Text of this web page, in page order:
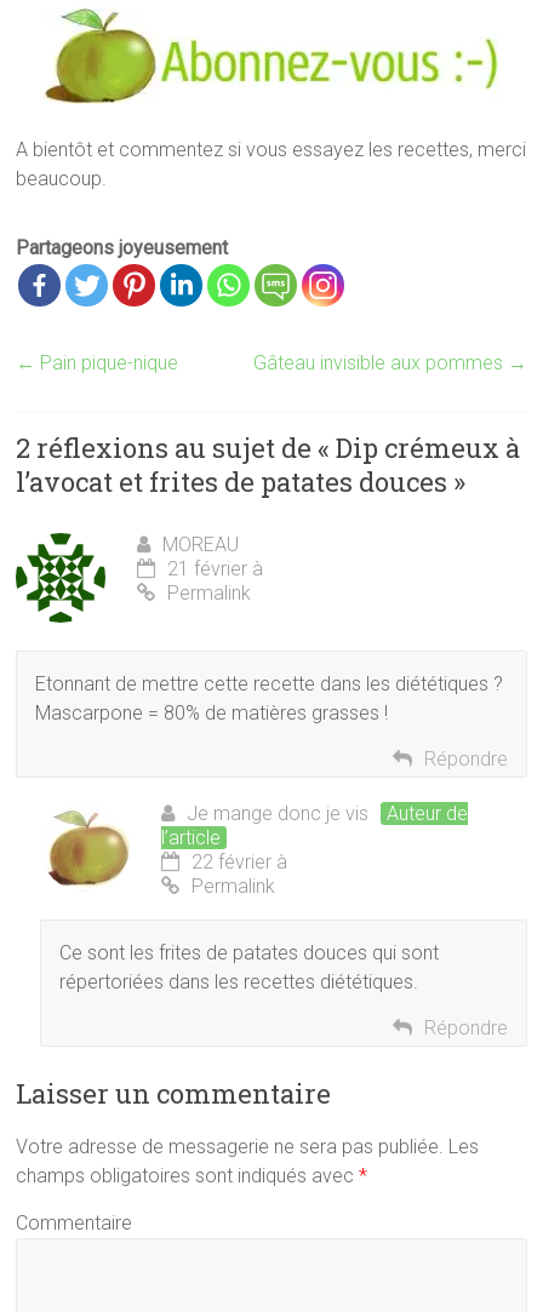
A bientôt et commentez si vous essayez les recettes, merci
beaucoup.
Partageons joyeusement
← Pain pique-nique Gâteau invisible aux pommes →
2 réflexions au sujet de «Dip crémeux à
l’avocat et frites de patates douces »
MOREAU
21 février à
Permalink
Etonnant de mettre cette recette dans les diététiques ?
Mascarpone = 80% de matières grasses !
Répondre
Je mange donc je vis
Auteur de
l’article
22 février à
Permalink
Ce sont les frites de patates douces qui sont
répertoriées dans les recettes diététiques.
Répondre
Laisser un commentaire
Votre adresse de messagerie ne sera pas publiée. Les
champs obligatoires sont indiqués avec*
Commentaire